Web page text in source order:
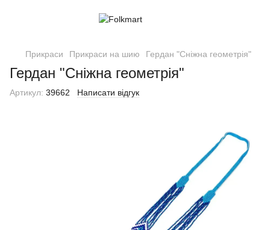
Прикраси Прикраси на шию Гердан "Сніжна геометрія"
Гердан "Сніжна геометрія"
Артикул: 39662 Написати відгук